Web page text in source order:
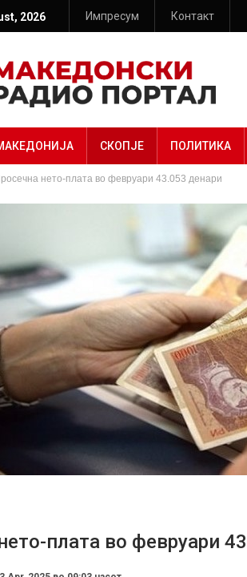
2026 Импресум Контакт
СКОПЈЕ ПОЛИТИКА
нето-плата во февруари 43.053 денари
плата во февруари